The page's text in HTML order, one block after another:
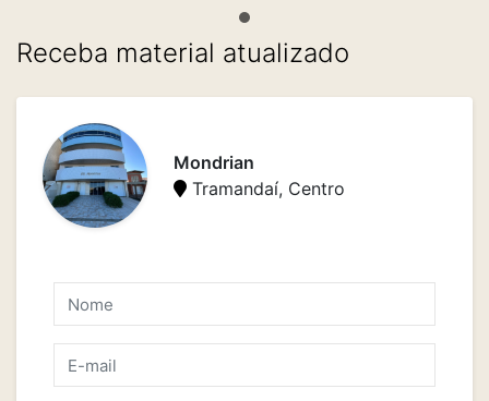
Receba material atualizado
Mondrian
Tramandaí, Centro